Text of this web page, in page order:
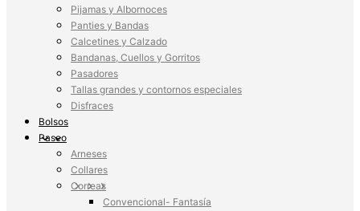
Pijamas y Albornoces
Panties y Bandas
Calcetines y Calzado
Bandanas, Cuellos y Gorritos
Pasadores
Tallas grandes y contornos especiales
Disfraces
Bolsos
Paseo
Arneses
Collares
Correas
Convencional- Fantasía